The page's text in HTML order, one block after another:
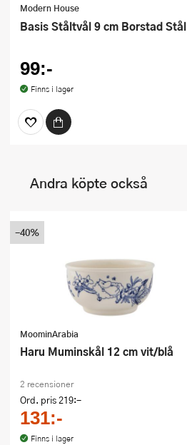
Modern House
Basis Ståltvål 9 cm Borstad Stål
99:-
Finns i lager
Andra köpte också
MoominArabia
Haru Muminskål 12 cm vit/blå
2 recensioner
Ord. pris219:-
131:-
Finns i lager
-40%